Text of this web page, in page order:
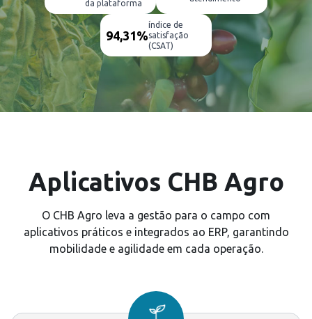
da plataforma
94,31%
índice de
satisfação
(CSAT)
Aplicativos CHB Agro
O CHB Agro leva a gestão para o campo com
aplicativos práticos e integrados ao ERP, garantindo
mobilidade e agilidade em cada operação.